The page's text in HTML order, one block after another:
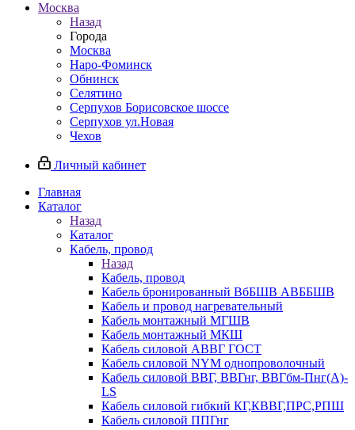
Москва
Назад
Города
Москва
Наро-Фоминск
Обнинск
Селятино
Серпухов Борисовское шоссе
Серпухов ул.Новая
Чехов
Личный кабинет
Главная
Каталог
Назад
Каталог
Кабель, провод
Назад
Кабель, провод
Кабель бронированный ВбБШВ АВББШВ
Кабель и провод нагревательный
Кабель монтажный МГШВ
Кабель монтажный МКШ
Кабель силовой АВВГ ГОСТ
Кабель силовой NYM однопроволочный
Кабель силовой ВВГ, ВВГнг, ВВГбм-Пнг(А)-
LS
Кабель силовой гибкий КГ,КВВГ,ПРС,РПШ
Кабель силовой ППГнг